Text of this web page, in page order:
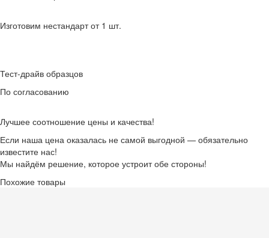
Изготовим нестандарт от 1 шт.
Тест-драйв образцов
По согласованию
Лучшее соотношение цены и качества!
Если наша цена оказалась не самой выгодной — обязательно
известите нас!
Мы найдём решение, которое устроит обе стороны!
Похожие товары